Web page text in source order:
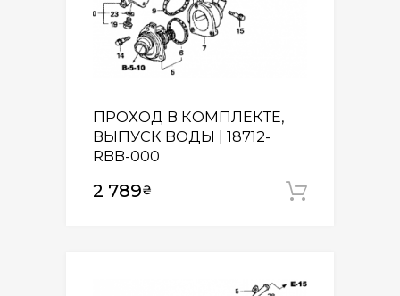
ПРОХОД В КОМПЛЕКТЕ,
ВЫПУСК ВОДЫ | 18712-
RBB-000
2 789₴